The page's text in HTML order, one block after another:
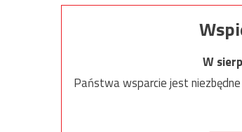
W
Państwa wsparcie jest